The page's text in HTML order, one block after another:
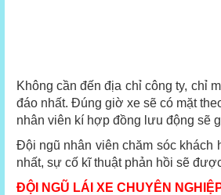
Không cần đến địa chỉ công ty, chỉ
đáo nhất. Đúng giờ xe sẽ có mặt
nhân viên kí hợp đồng lưu động sẽ
Đội ngũ nhân viên chăm sóc khách
nhất, sự cố kĩ thuật phản hồi sẽ
ĐỘI NGŨ LÁI XE CHUYÊN